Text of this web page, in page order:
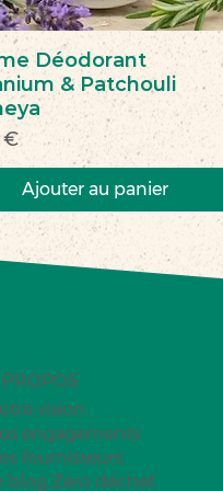
Déodorant
& Patchouli
€
Ajouter au panier
vision
engagements
fournisseurs
blog Zéro déchet